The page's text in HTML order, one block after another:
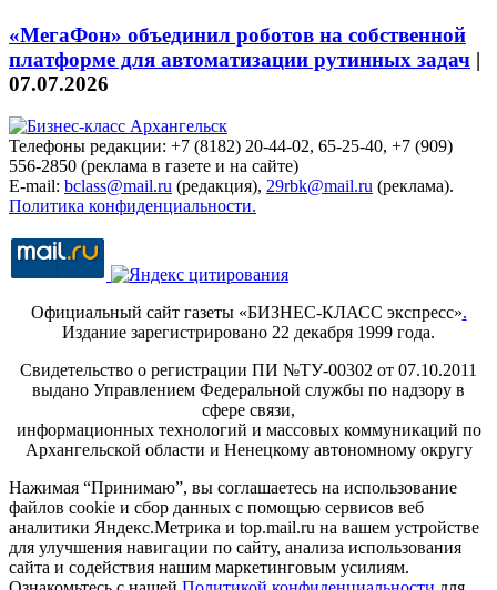
«МегаФон» объединил роботов на собственной
платформе для автоматизации рутинных задач |
07.07.2026
Телефоны редакции: +7 (8182) 20-44-02, 65-25-40, +7 (909)
556-2850 (реклама в газете и на сайте)
E-mail: bclass@mail.ru (редакция), 29rbk@mail.ru (реклама).
Политика конфиденциальности.
Официальный сайт газеты «БИЗНЕС-КЛАСС экспресс».
Издание зарегистрировано 22 декабря 1999 года.
Свидетельство о регистрации ПИ №ТУ-00302 от 07.10.2011
выдано Управлением Федеральной службы по надзору в
сфере связи,
информационных технологий и массовых коммуникаций по
Архангельской области и Ненецкому автономному округу
Нажимая “Принимаю”, вы соглашаетесь на использование
файлов cookie и сбор данных с помощью сервисов веб
аналитики Яндекс.Метрика и top.mail.ru на вашем устройстве
для улучшения навигации по сайту, анализа использования
сайта и содействия нашим маркетинговым усилиям.